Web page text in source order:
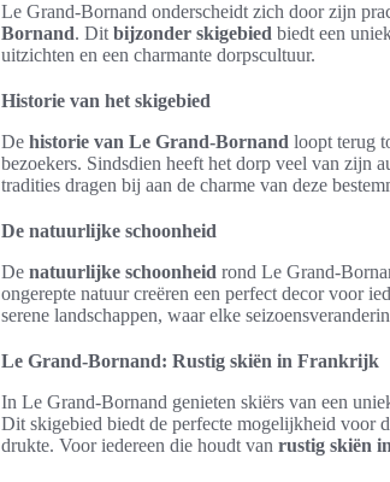
Le Grand-Bornand onderscheidt zich door zijn
Bornand. Dit bijzonder skigebied biedt een
uitzichten en een charmante dorpscultuur.
Historie van het skigebied
De historie van Le Grand-Bornand loopt terug
bezoekers. Sindsdien heeft het dorp veel van zijn
tradities dragen bij aan de charme van deze
De natuurlijke schoonheid
De natuurlijke schoonheid rond Le Grand-
ongerepte natuur creëren een perfect decor voor
serene landschappen, waar elke
Le Grand-Bornand: Rustig skiën in Frankrijk
In Le Grand-Bornand genieten skiërs van een
Dit skigebied biedt de perfecte mogelijkheid voor
drukte. Voor iedereen die houdt van rustig skiën